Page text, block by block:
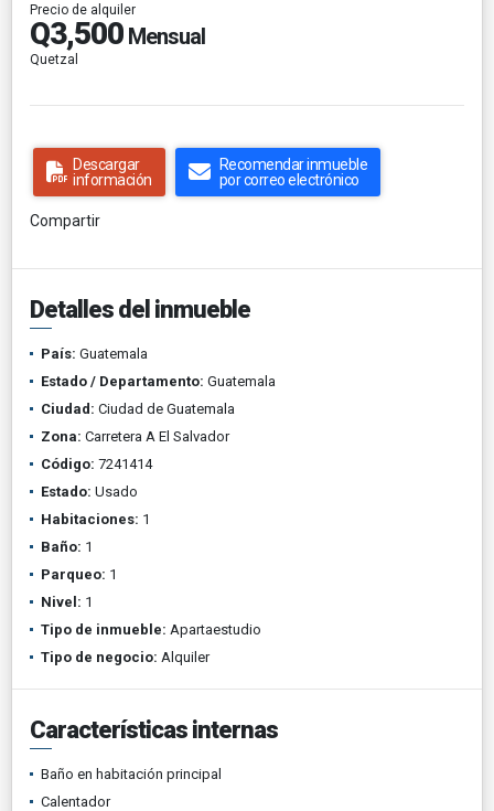
Precio de alquiler
Q3,500 Mensual
Quetzal
Descargar
información
Recomendar inmueble
por correo electrónico
Compartir
Detalles del inmueble
País: Guatemala
Estado / Departamento: Guatemala
Ciudad: Ciudad de Guatemala
Zona: Carretera A El Salvador
Código: 7241414
Estado: Usado
Habitaciones: 1
Baño: 1
Parqueo: 1
Nivel: 1
Tipo de inmueble: Apartaestudio
Tipo de negocio: Alquiler
Características internas
Baño en habitación principal
Calentador